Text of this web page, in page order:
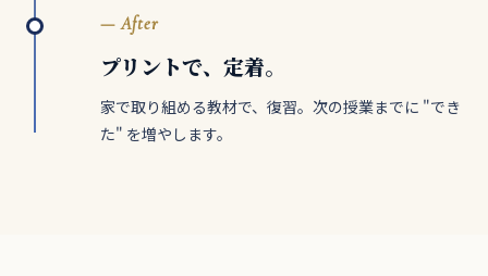
— After
プリントで、定着。
家で取り組める教材で、復習。次の授業までに "でき
た" を増やします。